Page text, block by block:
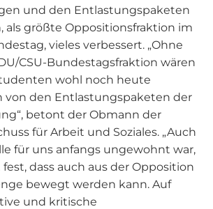
und den Entlastungspaketen
als größte Oppositionsfraktion im
vieles verbessert. „Ohne
CSU-Bundestagsfraktion wären
wohl noch heute
von den Entlastungspaketen der
betont der Obmann der
für Arbeit und Soziales. „Auch
für uns anfangs ungewohnt war,
dass auch aus der Opposition
bewegt werden kann. Auf
und kritische